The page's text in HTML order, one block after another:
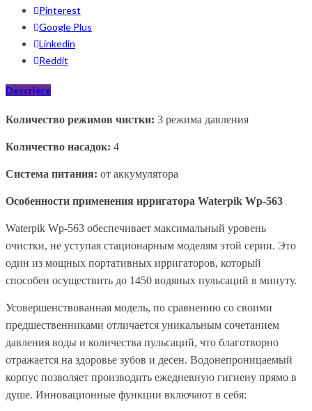
Pinterest
Google Plus
Linkedin
Reddit
Descriere
Количество режимов чистки: 3 режима давления
Количество насадок: 4
Система питания: от аккумулятора
Особенности применения ирригатора Waterpik Wp-563
Waterpik Wp-563 обеспечивает максимальный уровень
очистки, не уступая стационарным моделям этой серии. Это
один из мощных портативных ирригаторов, который
способен осуществить до 1450 водяных пульсаций в минуту.
Усовершенствованная модель, по сравнению со своими
предшественниками отличается уникальным сочетанием
давления воды и количества пульсаций, что благотворно
отражается на здоровье зубов и десен. Водонепроницаемый
корпус позволяет производить ежедневную гигиену прямо в
душе. Инновационные функции включают в себя: